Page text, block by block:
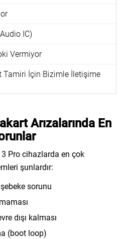
IC)
Vermiyor
Tamiri İçin Bizimle İletişime
Arızalarında En
Pro cihazlarda en çok
şunlardır:
sorunu
dışı kalması
(boot loop)